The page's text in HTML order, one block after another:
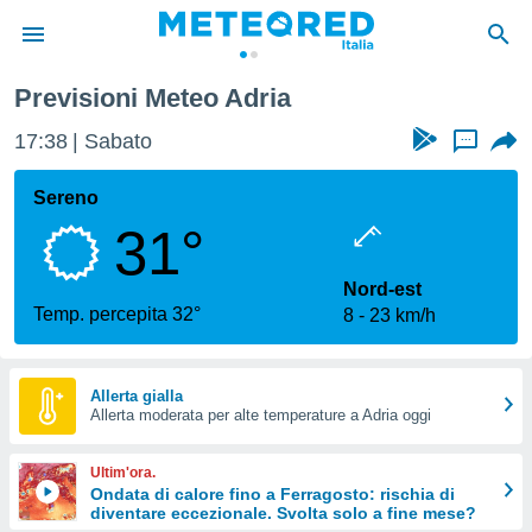
di
per
le
di
Web
le
Previsioni Meteo Adria
17:38 Sabato ...
Sereno
31°
Temp. percepita 32°
Nord-est
8
23 km/h
Allerta gialla
Allerta moderata per alte temperature a Adria oggi
Ultim'ora.
Ondata di calore fino a Ferragosto: rischia di
diventare eccezionale. Svolta solo a fine mese?